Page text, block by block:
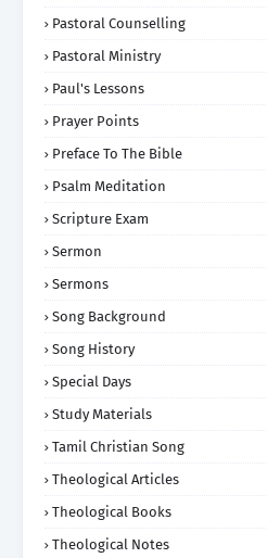
Pastoral Counselling
Pastoral Ministry
Paul's Lessons
Prayer Points
Preface To The Bible
Psalm Meditation
Scripture Exam
Sermon
Sermons
Song Background
Song History
Special Days
Study Materials
Tamil Christian Song
Theological Articles
Theological Books
Theological Notes